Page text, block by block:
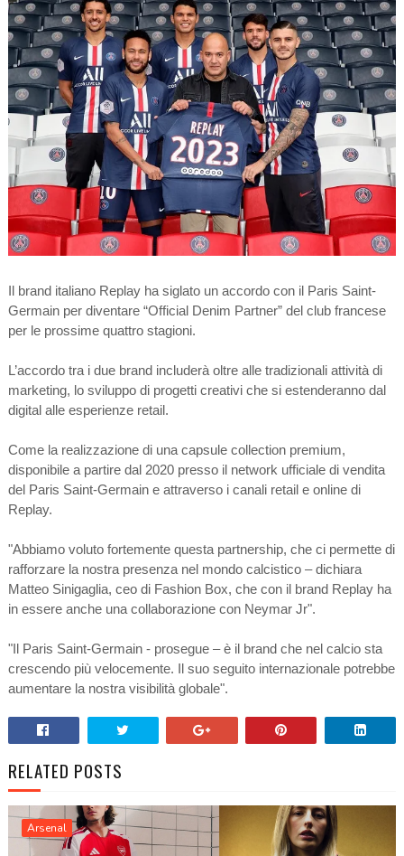
Il brand italiano Replay ha siglato un accordo con il Paris Saint-
Germain per diventare “Official Denim Partner” del club francese
per le prossime quattro stagioni.
L’accordo tra i due brand includerà oltre alle tradizionali attività di
marketing, lo sviluppo di progetti creativi che si estenderanno dal
digital alle esperienze retail.
Come la realizzazione di una capsule collection premium,
disponibile a partire dal 2020 presso il network ufficiale di vendita
del Paris Saint-Germain e attraverso i canali retail e online di
Replay.
"Abbiamo voluto fortemente questa partnership, che ci permette di
rafforzare la nostra presenza nel mondo calcistico – dichiara
Matteo Sinigaglia, ceo di Fashion Box, che con il brand Replay ha
in essere anche una collaborazione con Neymar Jr".
"Il Paris Saint-Germain - prosegue – è il brand che nel calcio sta
crescendo più velocemente. Il suo seguito internazionale potrebbe
aumentare la nostra visibilità globale".
RELATED POSTS
Arsenal